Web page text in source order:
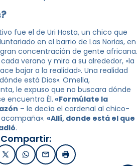
fue el de Uri Hosta, un chico que
en el barrio de Las Norias, en
concentración de gente africana.
verano y mira a su alrededor, «la
bajar a la realidad». Una realidad
está Dios». Omella,
le expuso que no buscara dónde
encuentra Él. «Formúlate la
– le decía el cardenal al chico-
«Allí, donde está el que
.
Compartir:
X / TwitterWhatsApp
EmailImprimir